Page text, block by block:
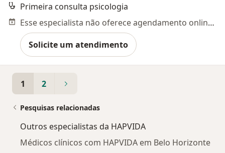
Primeira consulta psicologia
Esse especialista não oferece agendamento online para esse endereço.
Solicite um atendimento
1 2
Pesquisas relacionadas
Outros especialistas da HAPVIDA
Médicos clínicos com HAPVIDA em Belo Horizonte